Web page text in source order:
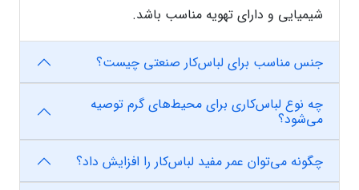
شیمیایی و دارای تهویه مناسب باشد.
جنس مناسب برای لباس‌کار صنعتی چیست؟
چه نوع لباس‌کاری برای محیط‌های گرم توصیه
می‌شود؟
چگونه می‌توان عمر مفید لباس‌کار را افزایش داد؟